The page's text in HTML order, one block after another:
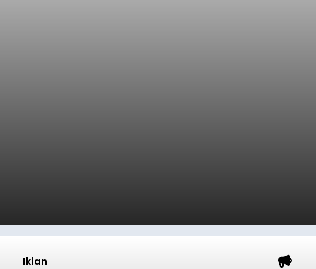
Iklan